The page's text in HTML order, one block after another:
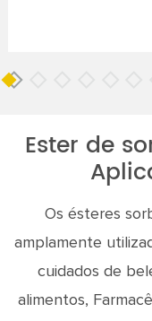
Ester de
Os ésteres
amplamente
cuidados de
alimentos,